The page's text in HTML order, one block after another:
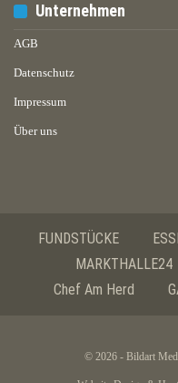
Unternehmen
AGB
Datenschutz
Impressum
Über uns
FUNDSTÜCKE
MARKTHALLE24
Chef Am Herd
© 2026 - Bildart